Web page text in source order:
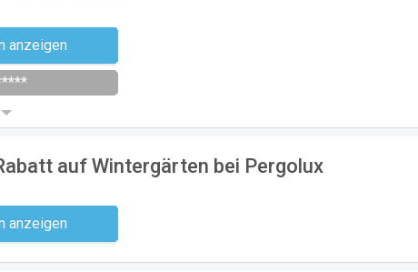
anzeigen
Shops abonnieren
auf Wintergärten bei Pergolux
anzeigen
Kein Code notwendig